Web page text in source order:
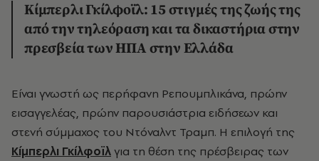
Κίμπερλι Γκίλφοϊλ: 15 στιγμές της ζωής της
από την τηλεόραση και τα δικαστήρια στην
πρεσβεία των ΗΠΑ στην Ελλάδα
Είναι γνωστή ως περήφανη Ρεπουμπλικάνα, πρώην
εισαγγελέας, πρώην παρουσιάστρια ειδήσεων και
στενή σύμμαχος του Ντόναλντ Τραμπ. Η επιλογή της
Κίμπερλι Γκίλφοϊλγια τη θέση της πρέσβειρας των